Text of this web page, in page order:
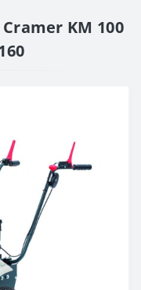
KM 100